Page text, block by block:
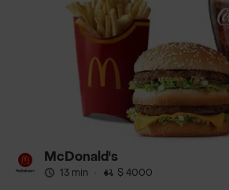
McDonald's
13 min · $ 4000